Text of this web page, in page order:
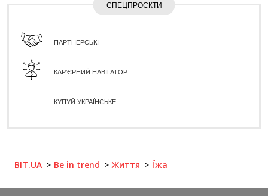
СПЕЦПРОЄКТИ
ПАРТНЕРСЬКІ
КАР'ЄРНИЙ НАВІГАТОР
КУПУЙ УКРАЇНСЬКЕ
BIT.UA Be in trend Життя Їжа